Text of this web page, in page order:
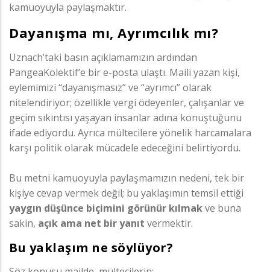
kamuoyuyla paylaşmaktır.
Dayanışma mı, Ayrımcılık mı?
Uznach’taki basın açıklamamızın ardından
PangeaKolektif’e bir e-posta ulaştı. Maili yazan kişi,
eylemimizi “dayanışmasız” ve “ayrımcı” olarak
nitelendiriyor; özellikle vergi ödeyenler, çalışanlar ve
geçim sıkıntısı yaşayan insanlar adına konuştuğunu
ifade ediyordu. Ayrıca mültecilere yönelik harcamalara
karşı politik olarak mücadele edeceğini belirtiyordu.
Bu metni kamuoyuyla paylaşmamızın nedeni, tek bir
kişiye cevap vermek değil; bu yaklaşımın temsil ettiği
yaygın düşünce biçimini görünür kılmakve buna
sakin, açık ama net bir yanıt vermektir.
Bu yaklaşım ne söylüyor?